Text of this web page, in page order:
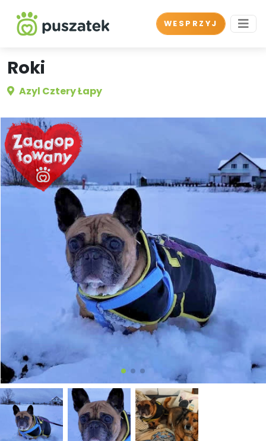
WESPRZYJ
Roki
Azyl Cztery Łapy